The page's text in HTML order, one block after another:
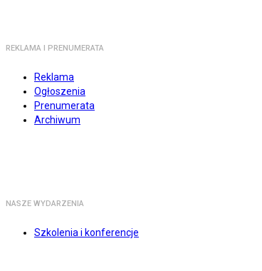
REKLAMA I PRENUMERATA
Reklama
Ogłoszenia
Prenumerata
Archiwum
NASZE WYDARZENIA
Szkolenia i konferencje